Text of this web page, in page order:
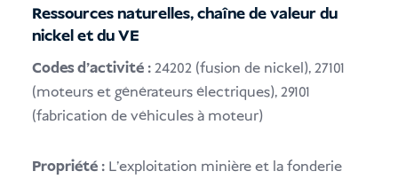
Ressources naturelles, chaîne de valeur du
nickel et du VE
Codes d'activité :24202 (fusion de nickel), 27101
(moteurs et générateurs électriques), 29101
(fabrication de véhicules à moteur)
Propriété : L'exploitation minière et la fonderie